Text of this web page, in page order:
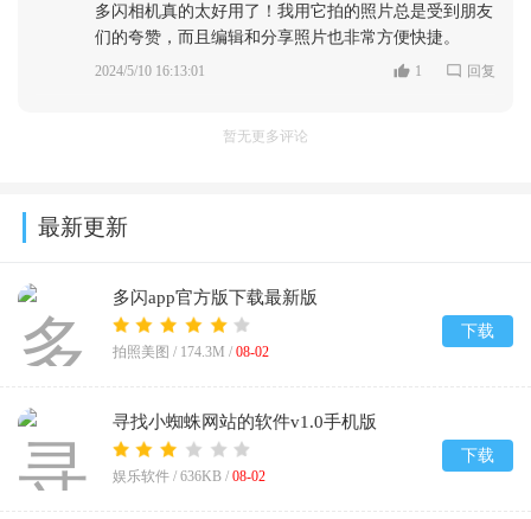
多闪相机真的太好用了！我用它拍的照片总是受到朋友
们的夸赞，而且编辑和分享照片也非常方便快捷。
2024/5/10 16:13:01 1 回复
暂无更多评论
最新更新
多闪app官方版下载最新版
v39.9.0_39900300
拍照美图 / 174.3M / 08-02
下载
寻找小蜘蛛网站的软件v1.0手机版
娱乐软件 / 636KB / 08-02
下载